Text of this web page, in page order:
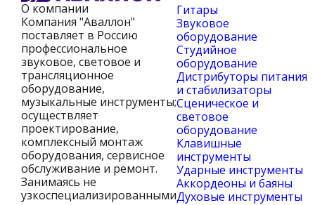
О компании
Компания "Аваллон"
поставляет в Россию
профессиональное
звуковое, световое и
трансляционное
оборудование,
музыкальные инструменты;
осуществляет
проектирование,
комплексный монтаж
оборудования, сервисное
обслуживание и ремонт.
Занимаясь не
узкоспециализированными
Гитары
Звуковое
оборудование
Студийное
оборудование
Дистрибуторы питания
и стабилизаторы
Сценическое и
световое
оборудование
Клавишные
инструменты
Ударные инструменты
Аккордеоны и баяны
Духовые инструменты